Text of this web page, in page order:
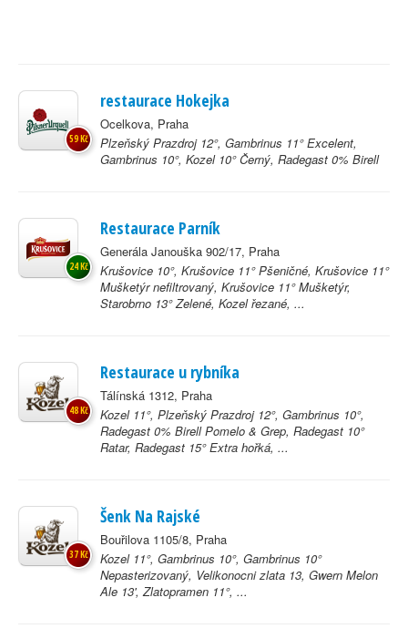
restaurace Hokejka
Ocelkova, Praha
Plzeňský Prazdroj 12°, Gambrinus 11° Excelent,
Gambrinus 10°, Kozel 10° Černý, Radegast 0% Birell
59 Kč
Restaurace Parník
Generála Janouška 902/17, Praha
Krušovice 10°, Krušovice 11° Pšeničné, Krušovice 11°
Mušketýr nefiltrovaný, Krušovice 11° Mušketýr,
Starobrno 13° Zelené, Kozel řezané, ...
24 Kč
Restaurace u rybníka
Tálínská 1312, Praha
Kozel 11°, Plzeňský Prazdroj 12°, Gambrinus 10°,
Radegast 0% Birell Pomelo & Grep, Radegast 10°
Ratar, Radegast 15° Extra hořká, ...
48 Kč
Šenk Na Rajské
Bouřilova 1105/8, Praha
Kozel 11°, Gambrinus 10°, Gambrinus 10°
Nepasterizovaný, Velikonocni zlata 13, Gwern Melon
Ale 13', Zlatopramen 11°, ...
37 Kč